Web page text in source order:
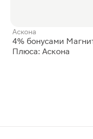
Аскона
4% бонусами
Плюса: Аскона